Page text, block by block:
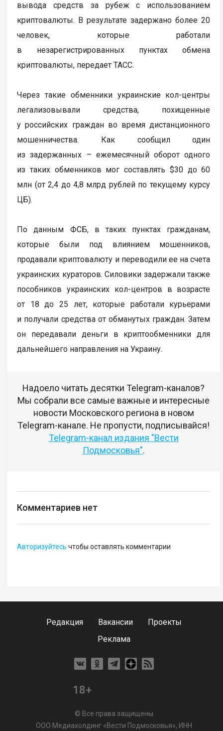
вывода средств за рубеж с использованием
криптовалюты. В результате задержано более 20
человек, которые работали
в незарегистрированных пунктах обмена
криптовалюты, передает ТАСС.
Через такие обменники украинские кол-центры
легализовывали средства, похищенные
у российских граждан во время дистанционного
мошенничества. Как сообщил один
из задержанных – ежемесячный оборот одного
из таких обменников мог составлять $30 до 60
млн (от 2,4 до 4,8 млрд рублей по текущему курсу
ЦБ).
По данным ФСБ, в таких пунктах гражданам,
которые были под влиянием мошенников,
продавали криптовалюту и переводили ее на счета
украинских кураторов. Силовики задержали также
пособников украинских кол-центров в возрасте
от 18 до 25 лет, которые работали курьерами
и получали средства от обманутых граждан. Затем
он передавали деньги в криптообменники для
дальнейшего направления на Украину.
Надоело читать десятки Telegram-каналов?
Мы собрали все самые важные и интересные
новости Московского региона в новом
Telegram-канале. Не пропусти, подписывайся!
Telegram-канал издания "Вести
Подмосковья".
Комментариев нет
Авторизуйтесь чтобы оставлять комментарии
Редакция Вакансии
Проекты
Реклама
18+
© Все права защищены
ООО Медиахолдинг «Вести Подмосковья», ИНН